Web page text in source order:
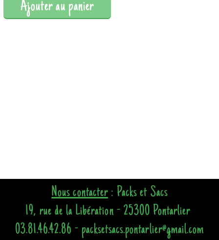
Ajouter au panier
Nous contacter: Packs et Sacs
19, rue de la Libération - 25300 Pontarlier
03.81.46.42.86 - packsetsacs.pontarlier@gmail.com